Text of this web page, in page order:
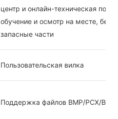
центр и онлайн-техническая
обучение и осмотр на месте,
запасные части
Пользовательская вилка
Поддержка файлов BMP/PCX/BAS